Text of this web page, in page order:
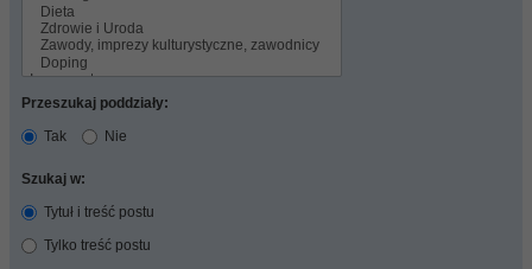
Przeszukaj poddziały:
Tak
Nie
Szukaj w:
Tytuł i treść postu
Tylko treść postu